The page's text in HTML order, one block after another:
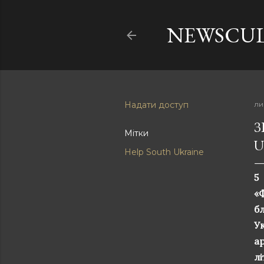
Надати доступ
Мітки
Help South Ukraine
5